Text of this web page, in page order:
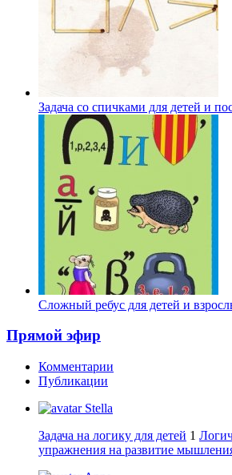
Задача со спичками для детей и
Сложный ребус для детей и
Прямой эфир
Комментарии
Публикации
Stella
Задача на логику для детей 1
упражнения на развитие